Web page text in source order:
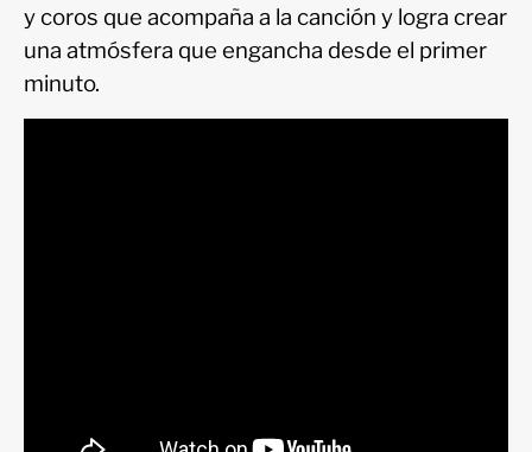
y coros que acompaña a la canción y logra crear
una atmósfera que engancha desde el primer
minuto.